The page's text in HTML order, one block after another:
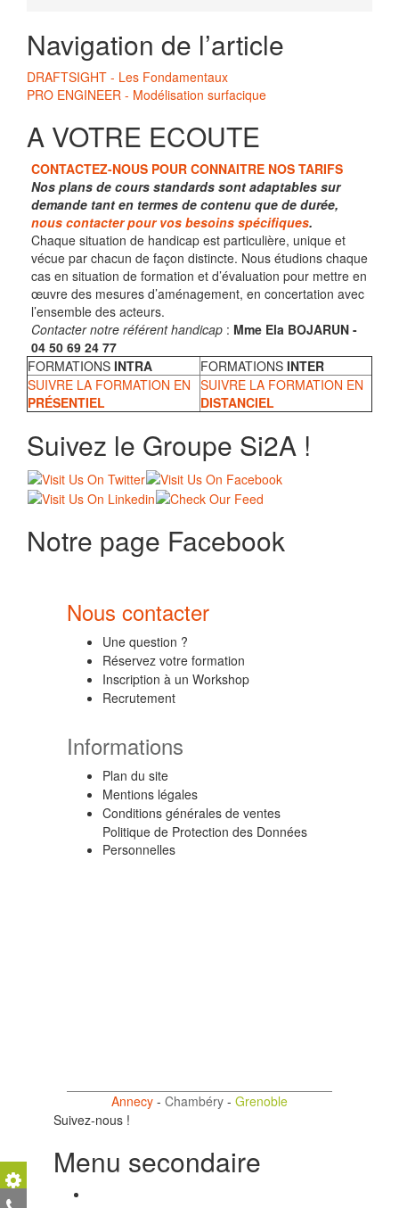
Navigation de l’article
DRAFTSIGHT - Les Fondamentaux
PRO ENGINEER - Modélisation surfacique
A VOTRE ECOUTE
CONTACTEZ-NOUS POUR CONNAITRE NOS TARIFS
Nos plans de cours standards sont adaptables sur
demande tant en termes de contenu que de durée,
nous contacter pour vos besoins spécifiques.
Chaque situation de handicap est particulière, unique et
vécue par chacun de façon distincte. Nous étudions chaque
cas en situation de formation et d’évaluation pour mettre en
œuvre des mesures d’aménagement, en concertation avec
l’ensemble des acteurs.
Contacter notre référent handicap : Mme Ela BOJARUN -
04 50 69 24 77
FORMATIONS INTRA FORMATIONS INTER
SUIVRE LA FORMATION EN
PRÉSENTIEL
SUIVRE LA FORMATION EN
DISTANCIEL
Suivez le Groupe Si2A !
Notre page Facebook
Support Technique
Nous contacter
Une question ?
Réservez votre formation
Inscription à un Workshop
Recrutement
Informations
Plan du site
Mentions légales
Conditions générales de ventes
Politique de Protection des Données
Personnelles
Annecy- Chambéry- Grenoble
Suivez-nous !
Menu secondaire